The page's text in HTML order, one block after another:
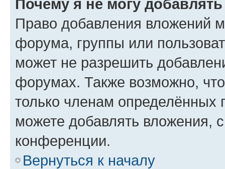
Почему я не могу
Право добавления вложений
форума, группы или
может не разрешить
форумах. Также возможно,
только членам определённых
можете добавлять вложения,
конференции.
Вернуться к началу